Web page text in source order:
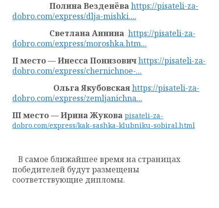
Полина Везденёваhttps://pisateli-za-
dobro.com/express/dlja-mishki....
Светлана Аннина https://pisateli-za-
dobro.com/express/moroshka.htm...
II место — Инесса Понизовичhttps://pisateli-za-
dobro.com/express/chernichnoe-...
Ольга Якубовскаяhttps://pisateli-za-
dobro.com/express/zemljanichna...
III место — Ирина Жукова pisateli-za-
dobro.com/express/kak-sashka-klubniku-sobiral.html
В самое ближайшее время на страницах
победителей будут размещены
соответствующие дипломы.